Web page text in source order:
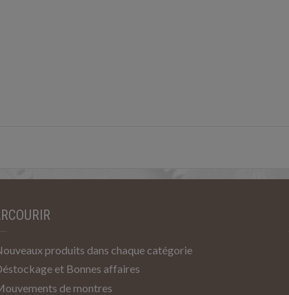
produits dans chaque catégorie
et Bonnes affaires
de montres